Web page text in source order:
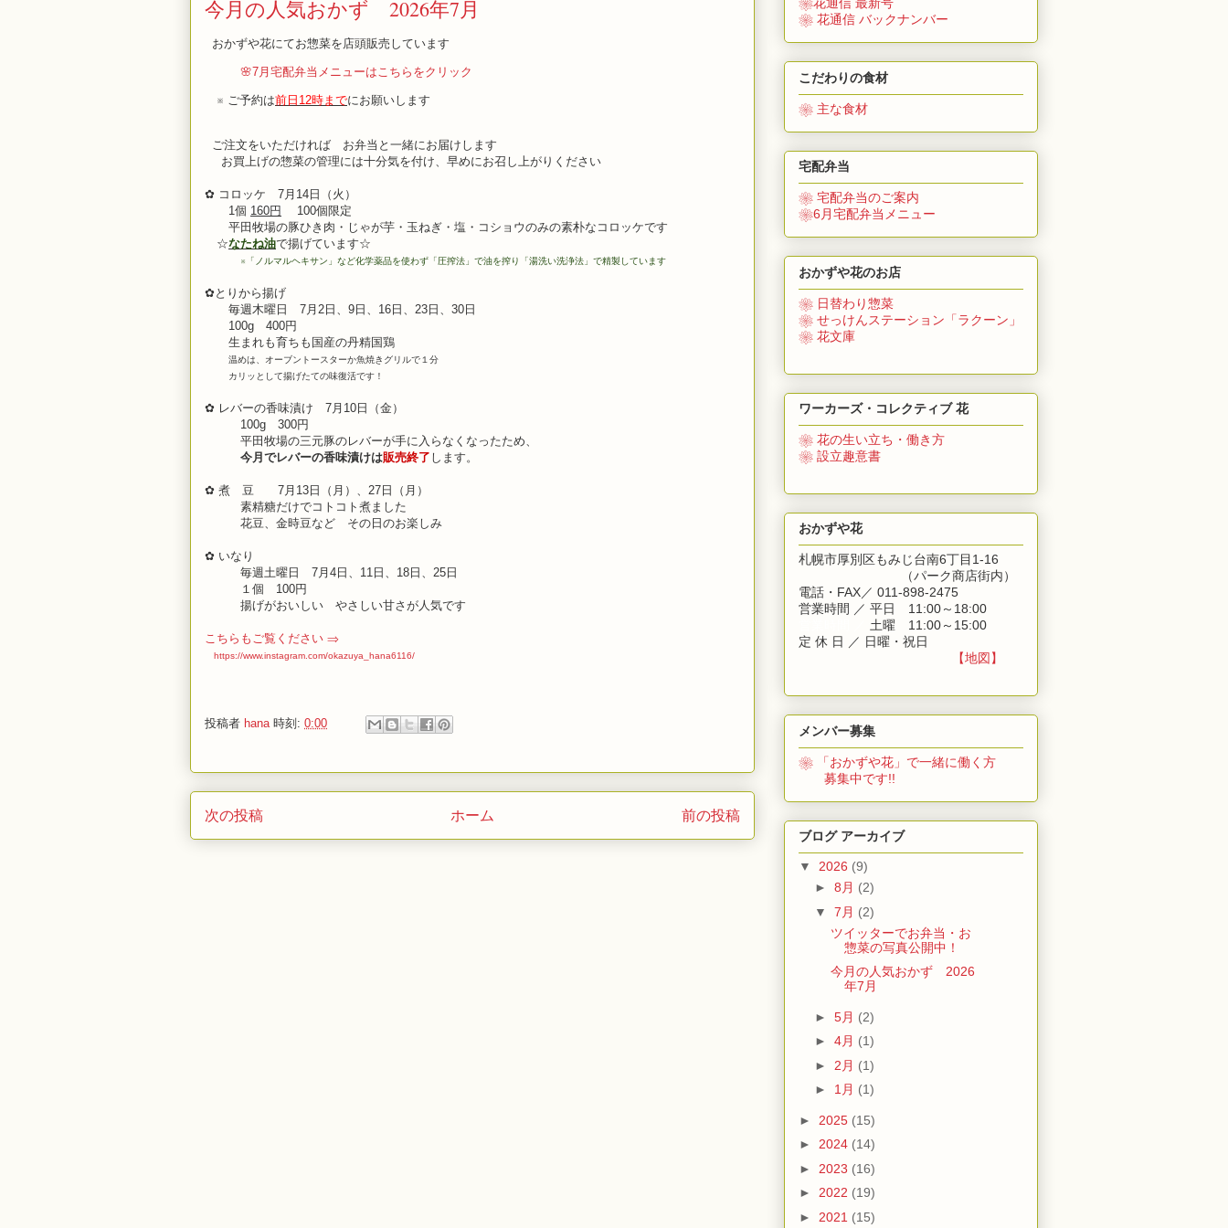
今月の人気おかず 2026年7月
おかずや花にてお惣菜を店頭販売しています
🌸7月宅配弁当メニューはこちらをクリック
※ ご予約は前日12時までにお願いします
ご注文をいただければ お弁当と一緒にお届けします
お買上げの惣菜の管理には十分気を付け、早めにお召し上がりください
✿ コロッケ 7月14日（火）
1個 160円
100個限定
平田牧場の豚ひき肉・じゃが芋・玉ねぎ・塩・コショウのみの素朴なコロッケです
☆なたね油で揚げています☆
※ 「ノルマルヘキサン」など化学薬品を使わず「圧搾法」で油を搾り「湯洗い洗浄法」で精製しています
✿とりから揚げ
毎週木曜日 7月2日、9日、16 日、23日、30日
100g 400円
生まれも育ちも 国産の丹精国鶏
温めは、オーブントースターか魚焼きグリルで１分
カリッとして揚げたての味復活です！
✿ レバーの香味漬け 7月10 日（金）
100g 300円
平田牧場の三元豚のレバーが手に入らなくなったため、
今月でレバーの香味漬けは販売終了 します。
✿ 煮 豆 7月13日
（月）、27日（月）
素精糖だけでコトコト煮ました
花豆、金時豆など その日のお楽しみ
✿ いなり
毎週土曜日 7月4日 、11日、18日、25日
１個 100円
揚げがおいしい やさしい甘さが人気です
こちらもご覧ください ⇒
https://www.instagram.com/okazuya_hana6116/
投稿者 hana 時刻: 0:00
次の投稿 前の投稿
ホーム
❀花通信 最新号
❀ 花通信 バックナンバー
こだわりの食材
❀ 主な食材
宅配弁当
❀ 宅配弁当のご案内
❀6月宅配弁当メニュー
おかずや花のお店
❀ 日替わり惣菜
❀ せっけんステーション「ラクーン」
❀ 花文庫
ワーカーズ・コレクティブ 花
❀ 花の生い立ち・働き方
❀ 設立趣意書
おかずや花
札幌市厚別区もみじ台南6丁目1-16
（パーク商店街内）
電話・FAX／ 011-898-2475
営業時間 ／ 平日 11:00～18:00
土曜 11:00～15:00
定 休 日 ／ 日曜・祝日
【地図】
メンバー募集
❀ 「おかずや花」 で一緒に働く方
募集中です!!
ブログ アーカイブ
▼ 2026 (9)
► 8月 (2)
▼ 7月 (2)
ツイッターでお弁当・お
惣菜の写真公開中！
今月の人気おかず 2026
年7月
► 5月 (2)
► 4月 (1)
► 2月 (1)
► 1月 (1)
► 2025 (15)
► 2024 (14)
► 2023 (16)
► 2022 (19)
► 2021 (15)